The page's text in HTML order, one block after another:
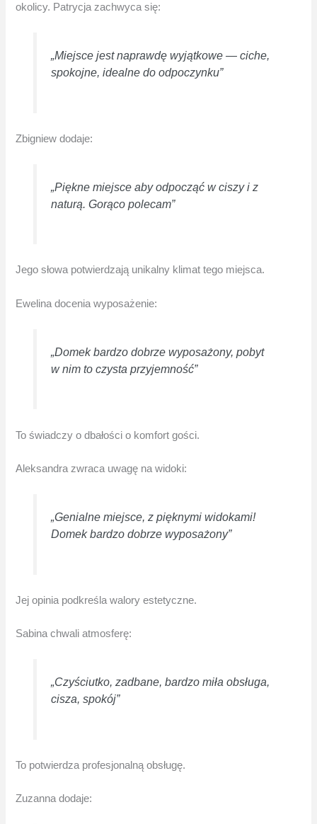
okolicy. Patrycja zachwyca się:
„Miejsce jest naprawdę wyjątkowe — ciche,
spokojne, idealne do odpoczynku”
Zbigniew dodaje:
„Piękne miejsce aby odpocząć w ciszy i z
naturą. Gorąco polecam”
Jego słowa potwierdzają unikalny klimat tego miejsca.
Ewelina docenia wyposażenie:
„Domek bardzo dobrze wyposażony, pobyt
w nim to czysta przyjemność”
To świadczy o dbałości o komfort gości.
Aleksandra zwraca uwagę na widoki:
„Genialne miejsce, z pięknymi widokami!
Domek bardzo dobrze wyposażony”
Jej opinia podkreśla walory estetyczne.
Sabina chwali atmosferę:
„Czyściutko, zadbane, bardzo miła obsługa,
cisza, spokój”
To potwierdza profesjonalną obsługę.
Zuzanna dodaje: